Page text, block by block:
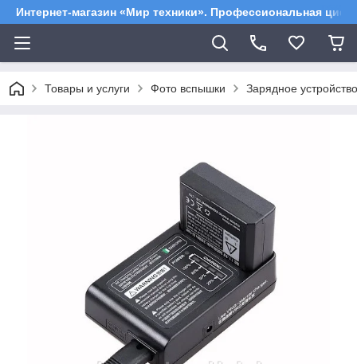
Интернет-магазин «Мир техники». Профессиональная
Товары и услуги Фото вспышки Зарядное